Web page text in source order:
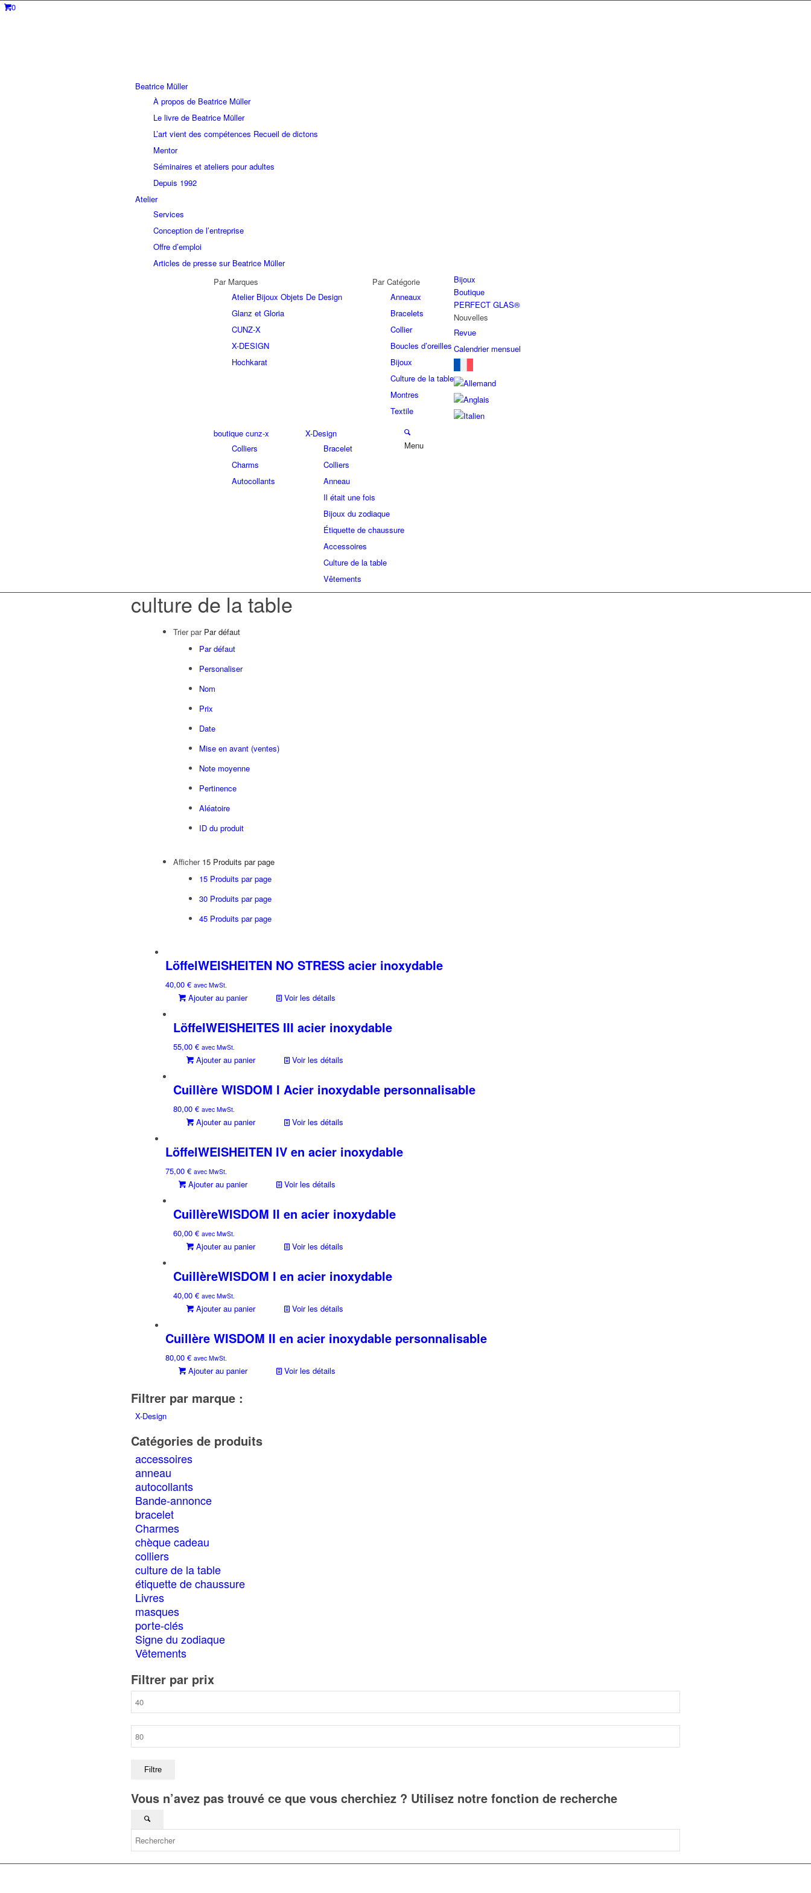
0
Beatrice Müller
À propos de Beatrice Müller
Le livre de Beatrice Müller
L’art vient des compétences Recueil de dictons
Mentor
Séminaires et ateliers pour adultes
Depuis 1992
Atelier
Services
Conception de l’entreprise
Offre d’emploi
Articles de presse sur Beatrice Müller
Bijoux
Par Marques
Atelier Bijoux Objets De Design
Glanz et Gloria
CUNZ-X
X-DESIGN
Hochkarat
Par Catégorie
Anneaux
Bracelets
Collier
Boucles d’oreilles
Bijoux
Culture de la table
Montres
Textile
Boutique
boutique cunz-x
Colliers
Charms
Autocollants
X-Design
Bracelet
Colliers
Anneau
Il était une fois
Bijoux du zodiaque
Étiquette de chaussure
Accessoires
Culture de la table
Vêtements
PERFECT GLAS®
Nouvelles
Revue
Calendrier mensuel
Menu
culture de la table
Trier par Par défaut
Par défaut
Personaliser
Nom
Prix
Date
Mise en avant (ventes)
Note moyenne
Pertinence
Aléatoire
ID du produit
Afficher 15 Produits par page
15 Produits par page
30 Produits par page
45 Produits par page
LöffelWEISHEITEN NO STRESS acier inoxydable
40,00 € avec MwSt.
Ajouter au panier Voir les détails
LöffelWEISHEITES III acier inoxydable
55,00 € avec MwSt.
Ajouter au panier Voir les détails
Cuillère WISDOM I Acier inoxydable personnalisable
80,00 € avec MwSt.
Ajouter au panier Voir les détails
LöffelWEISHEITEN IV en acier inoxydable
75,00 € avec MwSt.
Ajouter au panier Voir les détails
CuillèreWISDOM II en acier inoxydable
60,00 € avec MwSt.
Ajouter au panier Voir les détails
CuillèreWISDOM I en acier inoxydable
40,00 € avec MwSt.
Ajouter au panier Voir les détails
Cuillère WISDOM II en acier inoxydable personnalisable
80,00 € avec MwSt.
Ajouter au panier Voir les détails
Filtrer par marque :
X-Design
Catégories de produits
accessoires
anneau
autocollants
Bande-annonce
bracelet
Charmes
chèque cadeau
colliers
culture de la table
étiquette de chaussure
Livres
masques
porte-clés
Signe du zodiaque
Vêtements
Filtrer par prix
Filtre
Vous n’avez pas trouvé ce que vous cherchiez ? Utilisez notre fonction de recherche